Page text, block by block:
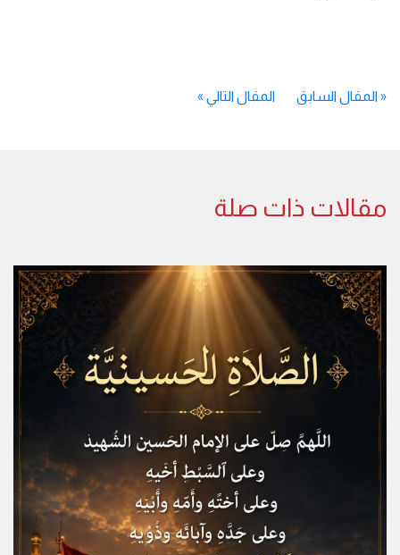
«المقال السابق المقال التالي »
مقالات ذات صلة